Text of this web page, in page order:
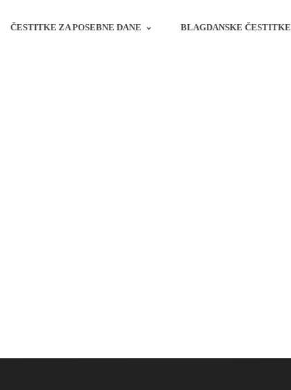
ČESTITKE ZA POSEBNE DANE BLAGDANSKE ČESTITKE